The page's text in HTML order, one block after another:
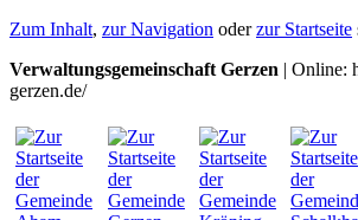
Zum Inhalt, zur Navigation oderzur Startseite
Verwaltungsgemeinschaft Gerzen | Online:
gerzen.de/